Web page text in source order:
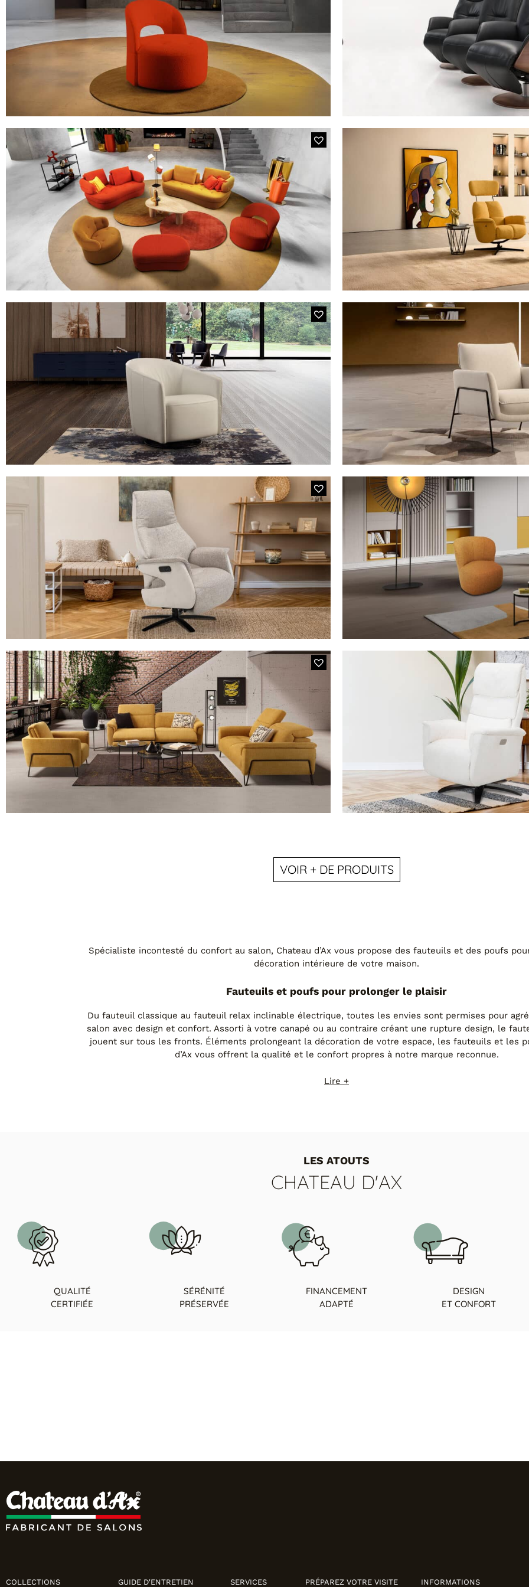
Le fauteuil de relaxation électrique bi-moteurs zéro gravity avec sa têtière relevable
et inclinable manuellement en tissu vert céladon
IS06
IS07 QUEENS
MODÈLE
Fauteuil de relaxation électrique
IS01 INDIAN
Le canapé 3 places avance / recule en tissu 3D
PM01
Le fauteuil de relaxation manuel avec
manuellement et son pouf
IS04 ROD
Le fauteuil en tissu tournant et rocking chair (basculant)
MODÈLE 8125
VOIR + DE PRODUITS
Spécialiste incontesté du confort au salon, Chateau d’Ax vous propose des fauteuils et des poufs
décoration intérieure de votre maison.
Fauteuils et poufs pour prolonger le plaisir
Du fauteuil classique au fauteuil relax inclinable électrique, toutes les envies sont permises pour
salon avec design et confort. Assorti à votre canapé ou au contraire créant une rupture design, le
jouent sur tous les fronts. Éléments prolongeant la décoration de votre espace, les fauteuils et les
d’Ax vous offrent la qualité et le confort propres à notre marque reconnue.
Lire +
LES ATOUTS
CHATEAU D'AX
QUALITÉ
CERTIFIÉE
SÉRÉNITÉ
PRÉSERVÉE
FINANCEMENT
ADAPTÉ
DESIGN
ET CONFORT
COLLECTIONS GUIDE D'ENTRETIEN SERVICES PRÉPAREZ VOTRE VISITE INFORMATIONS